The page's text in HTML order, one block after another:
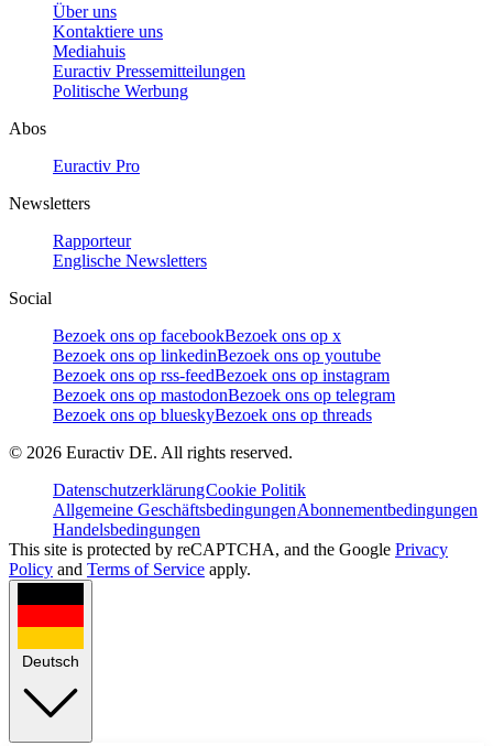
Über uns
Kontaktiere uns
Mediahuis
Euractiv Pressemitteilungen
Politische Werbung
Abos
Euractiv Pro
Newsletters
Rapporteur
Englische Newsletters
Social
Bezoek ons op facebookBezoek ons op x
Bezoek ons op linkedinBezoek ons op youtube
Bezoek ons op rss-feedBezoek ons op instagram
Bezoek ons op mastodonBezoek ons op telegram
Bezoek ons op blueskyBezoek ons op threads
© 2026 Euractiv DE. All rights reserved.
DatenschutzerklärungCookie Politik
Allgemeine GeschäftsbedingungenAbonnementbedingungen
Handelsbedingungen
This site is protected by reCAPTCHA, and the Google Privacy
Policy and Terms of Service apply.
Deutsch